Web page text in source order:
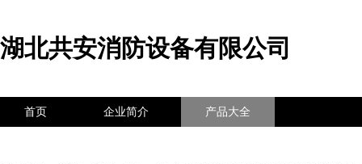
湖北共安消防设备有限公司
首页 企业简介 产品大全